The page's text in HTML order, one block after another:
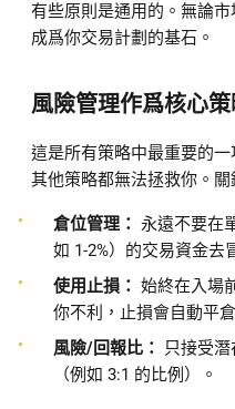
有些原則是通用的。無論
成爲你交易計劃的基石。
風險管理作爲核心
這是所有策略中最重要的
其他策略都無法拯救你。關
倉位管理： 永遠不要在
如 1-2%）的交易資金去
使用止損： 始終在入場
你不利，止損會自動平
風險/回報比：
只接受
（例如 3:1 的比例）。